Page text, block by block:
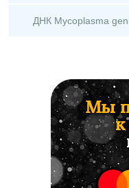
ДНК Mycoplasma